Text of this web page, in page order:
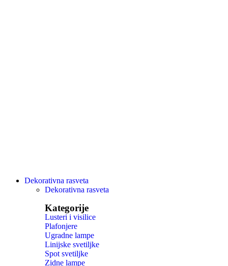
Dekorativna rasveta
Dekorativna rasveta
Kategorije
Lusteri i visilice
Plafonjere
Ugradne lampe
Linijske svetiljke
Spot svetiljke
Zidne lampe